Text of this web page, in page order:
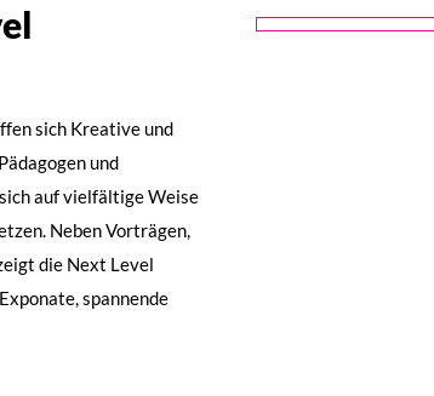
sich Kreative und
und
auf vielfältige Weise
Neben Vorträgen,
die Next Level
spannende